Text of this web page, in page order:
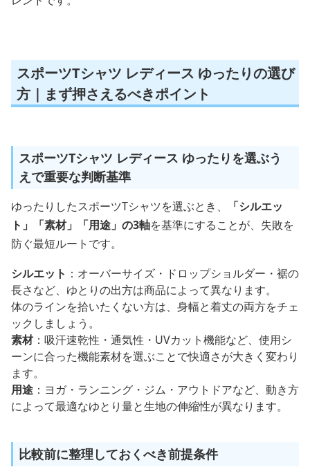
レンドです。
スポーツTシャツ レディース ゆったりの選び
方｜まず押さえるべきポイント
スポーツTシャツ レディース ゆったりを選ぶう
えで重要な判断基準
ゆったりしたスポーツTシャツを選ぶとき、
「シルエッ
ト」「素材」「用途」の3軸
を基準にすることが、失敗を
防ぐ最短ルートです。
シルエット ：オーバーサイズ・ドロップショルダー・裾の
長さなど、ゆとりの出方は商品によって異なります。
体のラインを拾いたくない方は、身幅と着丈の両方をチェ
ックしましょう。
素材 ：吸汗速乾性・通気性・UVカット機能など、使用シ
ーンに合った機能素材を選ぶことで快適さが大きく変わり
ます。
用途
：ヨガ・ランニング・ジム・アウトドアなど、動き方
によって最適なゆとり量と生地の伸縮性が異なります。
比較前に整理しておくべき前提条件